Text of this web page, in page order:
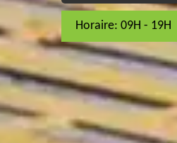
Horaire: 09H - 19H